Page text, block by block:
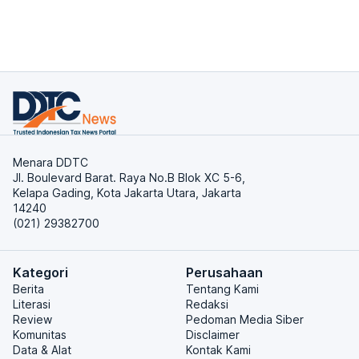
Menara DDTC
Jl. Boulevard Barat. Raya No.B Blok XC 5-6,
Kelapa Gading, Kota Jakarta Utara, Jakarta
14240
(021) 29382700
Kategori
Berita
Literasi
Review
Komunitas
Data & Alat
Perusahaan
Tentang Kami
Redaksi
Pedoman Media Siber
Disclaimer
Kontak Kami